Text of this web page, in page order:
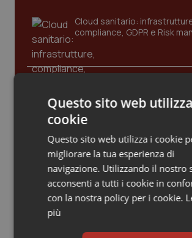
Marche
Molise
Piemonte
Provincia Autonoma di Bolzano
Provincia Autonoma di Trento
Puglia
Donna & Salute
Epatiti
HIV
Infezioni & Febbre
Ipertensione & Scompenso
Malattie rare
Cloud sanitario:
compliance, GDPR e Risk
Leadership Infermieristica
modelli di responsabilità e
Leadership Medica 2026:
Questo sito web utilizza
cookie
Questo sito web utilizza i cookie
migliorare la tua esperienza di
navigazione. Utilizzando il nostro
acconsenti a tutti i cookie in
con la nostra policy per i cookie.
più